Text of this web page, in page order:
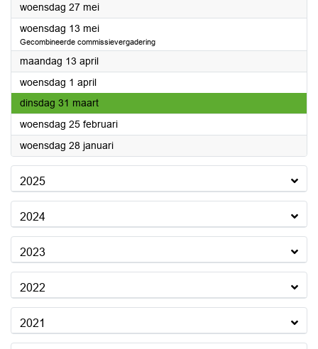
woensdag 27 mei2026
woensdag 13 mei2026
Gecombineerde commissievergadering
maandag 13 april2026
woensdag 1 april2026
dinsdag 31 maart2026
woensdag 25 februari2026
woensdag 28 januari2026
2025
2024
2023
2022
2021